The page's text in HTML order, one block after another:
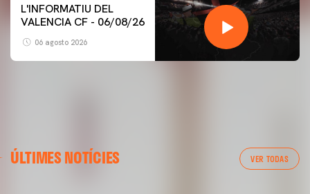
L'INFORMATIU DEL
VALENCIA CF - 06/08/26
06 agosto 2026
ÚLTIMES NOTÍCIES VER TODAS